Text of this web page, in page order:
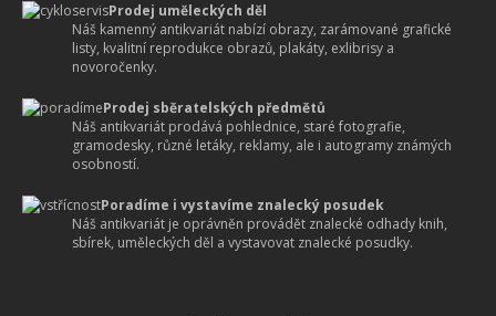
Prodej uměleckých děl
Náš kamenný antikvariát nabízí obrazy, zarámované grafické
listy, kvalitní reprodukce obrazů, plakáty, exlibrisy a
novoročenky.
Prodej sběratelských předmětů
Náš antikvariát prodává pohlednice, staré fotografie,
gramodesky, různé letáky, reklamy, ale i autogramy známých
osobností.
Poradíme i vystavíme znalecký posudek
Náš antikvariát je oprávněn provádět znalecké odhady knih,
sbírek, uměleckých děl a vystavovat znalecké posudky.